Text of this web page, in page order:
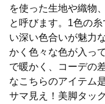
を使った生地や織物
と呼びます。1色の
い深い色合いが魅力
かく色々な色が入っ
で暖かく、コーデの
なこちらのアイテム
サマ見え！美脚タッ